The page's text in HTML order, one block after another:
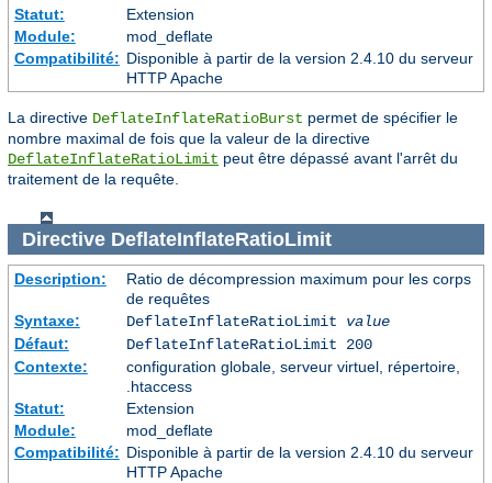
Statut:
Extension
Module:
mod_deflate
Compatibilité: Disponible à partir de la version 2.4.10 du serveur
HTTP Apache
La directive DeflateInflateRatioBurst permet de spécifier le
nombre maximal de fois que la valeur de la directive
DeflateInflateRatioLimit peut être dépassé avant l'arrêt du
traitement de la requête.
Directive DeflateInflateRatioLimit
Description:
Ratio de décompression maximum pour les corps
de requêtes
Syntaxe:
DeflateInflateRatioLimit value
Défaut:
DeflateInflateRatioLimit 200
Contexte:
configuration globale, serveur virtuel, répertoire,
.htaccess
Statut:
Extension
Module:
mod_deflate
Compatibilité: Disponible à partir de la version 2.4.10 du serveur
HTTP Apache